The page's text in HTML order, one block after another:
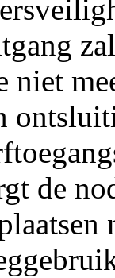
niet
de